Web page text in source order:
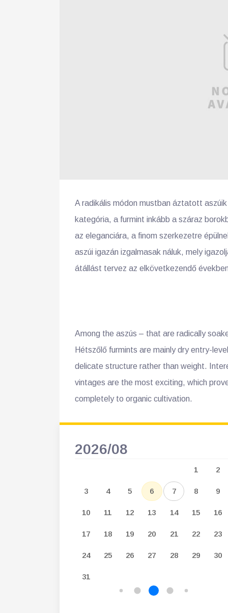
A radikális módon mustban áztatott
kategória, a furmint inkább a száraz
az eleganciára, a finom szerkezetre
aszúi igazán izgalmasak náluk, mely
átállást tervez az elkövetkezendő
Among the aszús – that are radically
Hétszőlő furmints are mainly dry entry-
delicate structure rather than weight.
vintages are the most exciting, which
completely to organic cultivation.
2026/08
1 2
3 4 5 6 7 8 9
10 11 12 13 14 15 16
17 18 19 20 21 22 23
24 25 26 27 28 29 30
31